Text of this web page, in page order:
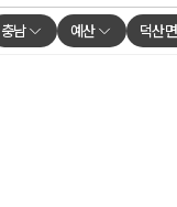
충남 예산 덕산면